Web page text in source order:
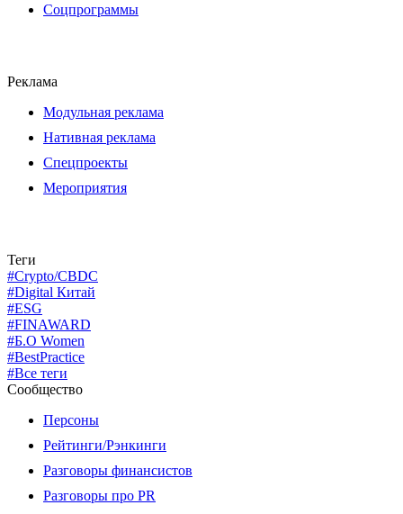
Соцпрограммы
Реклама
Модульная реклама
Нативная реклама
Спецпроекты
Мероприятия
Теги
#Crypto/CBDC
#Digital Китай
#ESG
#FINAWARD
#Б.О Women
#BestPractice
#Все теги
Сообщество
Персоны
Рейтинги/Рэнкинги
Разговоры финансистов
Разговоры про PR